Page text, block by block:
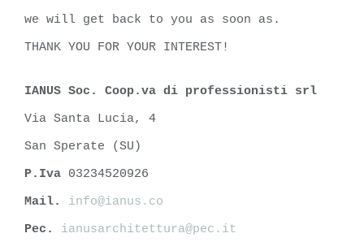
we will get back to you as soon as.
THANK YOU FOR YOUR INTEREST!
IANUS Soc. Coop.va di professionisti srl
Via Santa Lucia, 4
San Sperate (SU)
P.Iva 03234520926
Mail.
info@ianus.co
Pec.
ianusarchitettura@pec.it